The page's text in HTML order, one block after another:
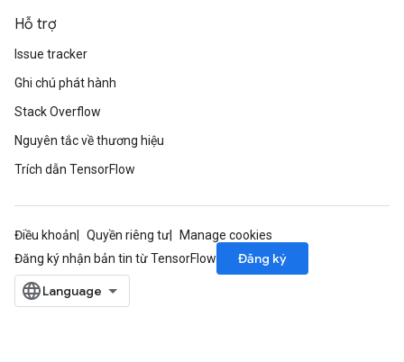
Hỗ trợ
Issue tracker
Ghi chú phát hành
Stack Overflow
Nguyên tắc về thương hiệu
Trích dẫn TensorFlow
Điều khoản Quyền riêng tư
Manage cookies
Đăng ký nhận bản tin từ TensorFlow
Đăng ký